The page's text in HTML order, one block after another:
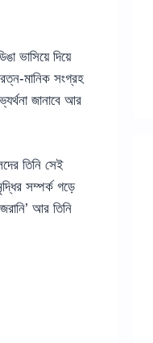
ভাসিয়ে দিয়ে
রত্ন-মানিক সংগ্রহ
জানাবে আর
তিনি সেই
সম্পর্ক গড়ে
আর তিনি